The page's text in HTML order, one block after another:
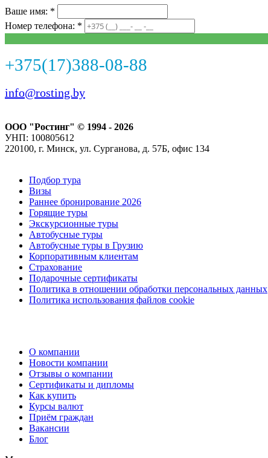
Ваше имя: *
Номер телефона: *
+375(17)388-08-88
info@rosting.by
ООО "Ростинг" © 1994 - 2026
УНП: 100805612
220100, г. Минск, ул. Сурганова, д. 57Б, офис 134
Подбор тура
Визы
Раннее бронирование 2026
Горящие туры
Экскурсионные туры
Автобусные туры
Автобусные туры в Грузию
Корпоративным клиентам
Страхование
Подарочные сертификаты
Политика в отношении обработки персональных данных
Политика использования файлов cookie
О компании
Новости компании
Отзывы о компании
Сертификаты и дипломы
Как купить
Курсы валют
Приём граждан
Вакансии
Блог